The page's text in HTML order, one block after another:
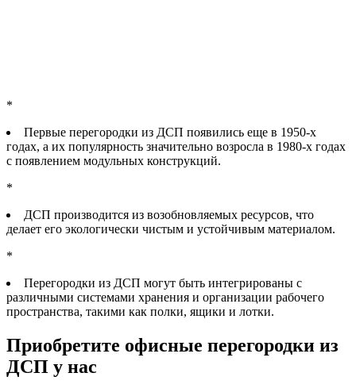
*
Первые перегородки из ДСП появились еще в 1950-х
годах, а их популярность значительно возросла в 1980-х годах
с появлением модульных конструкций.
*
ДСП производится из возобновляемых ресурсов, что
делает его экологически чистым и устойчивым материалом.
*
Перегородки из ДСП могут быть интегрированы с
различными системами хранения и организации рабочего
пространства, такими как полки, ящики и лотки.
Приобретите офисные перегородки из
ДСП у нас